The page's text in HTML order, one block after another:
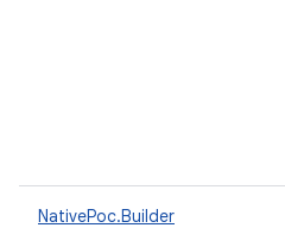
NativePoc.Builder